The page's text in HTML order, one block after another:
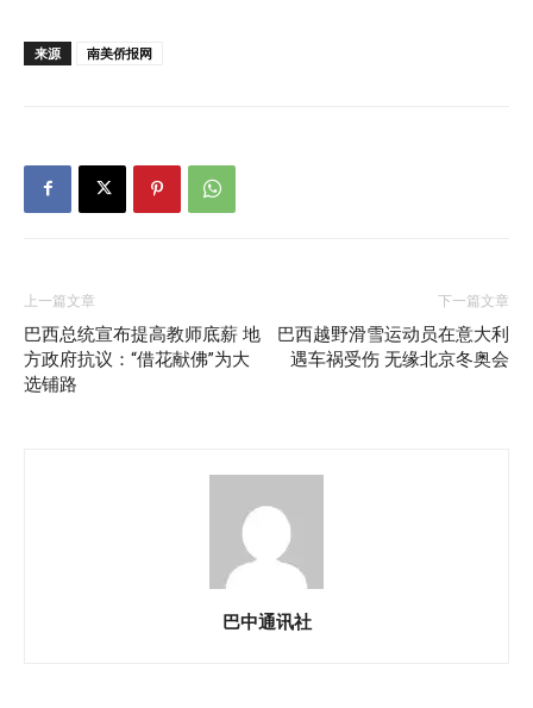
来源 南美侨报网
上一篇文章
巴西总统宣布提高教师底薪 地
方政府抗议：“借花献佛”为大
选铺路
下一篇文章
巴西越野滑雪运动员在意大利
遇车祸受伤 无缘北京冬奥会
巴中通讯社